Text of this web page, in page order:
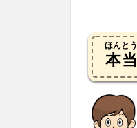
本当
ほんとう